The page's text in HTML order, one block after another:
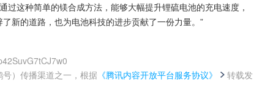
这种简单的镁合成方法，能够大幅提升锂硫电池的充电速度，
新的道路，也为电池科技的进步贡献了一份力量。”
）传播渠道之一，根据 《腾讯内容开放平台服务协议》
转载发